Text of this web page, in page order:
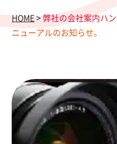
HOME > 弊社の会社案内ハ
ニューアルのお知らせ。